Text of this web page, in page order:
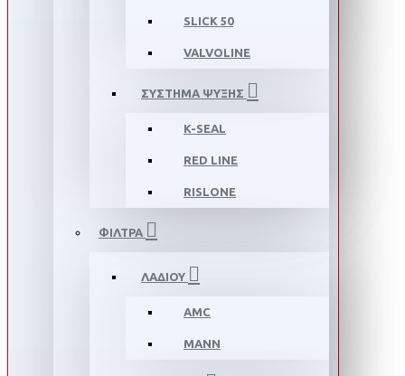
SLICK 50
VALVOLINE
ΣΥΣΤΗΜΑ ΨΥΞΗΣ
K-SEAL
RED LINE
RISLONE
ΦΙΛΤΡΑ
ΛΑΔΙΟΥ
AMC
MANN